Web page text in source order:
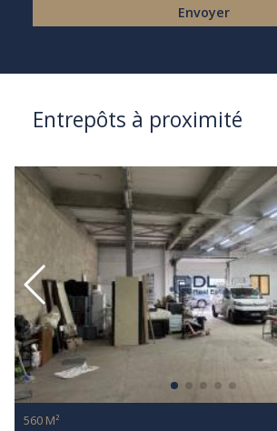
Entrepôts à proximité
560 M²